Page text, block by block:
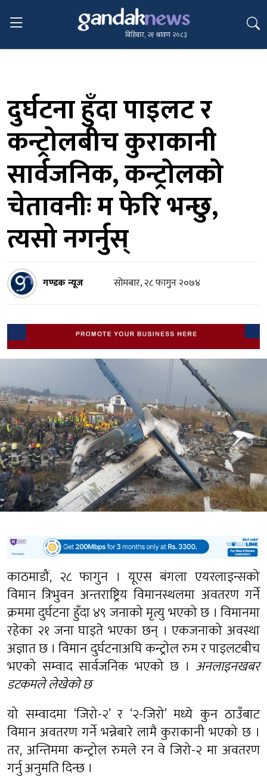
बिहिबार, २१ श्रावण २०८३
दुर्घटना हुँदा पाइलट र
कन्ट्रोलबीच कुराकानी
सार्वजनिक, कन्ट्रोलको
चेतावनीः म फेरि भन्छु,
त्यसो नगर्नुस्
गण्डक न्यूज सोमबार, २८ फागुन २०७४
काठमाडौं, २८ फागुन । यूएस बंगला एयरलाइन्सको
विमान त्रिभुवन अन्तराष्ट्रिय विमानस्थलमा अवतरण गर्ने
क्रममा दुर्घटना हुँदा ४९ जनाको मृत्यु भएको छ । विमानमा
रहेका २१ जना घाइते भएका छन् । एकजनाको अवस्था
अज्ञात छ । विमान दुर्घटनाअघि कन्ट्रोल रुम र पाइलटबीच
भएको सम्वाद सार्वजनिक भएको छ । अनलाइनखबर
डटकमले लेखेको छ
यो सम्वादमा ‘जिरो-२’ र ‘२-जिरो’ मध्ये कुन ठाउँबाट
विमान अवतरण गर्ने भन्नेबारे लामै कुराकानी भएको छ ।
तर, अन्तिममा कन्ट्रोल रुमले रन वे जिरो-२ मा अवतरण
गर्नु अनुमति दिन्छ ।